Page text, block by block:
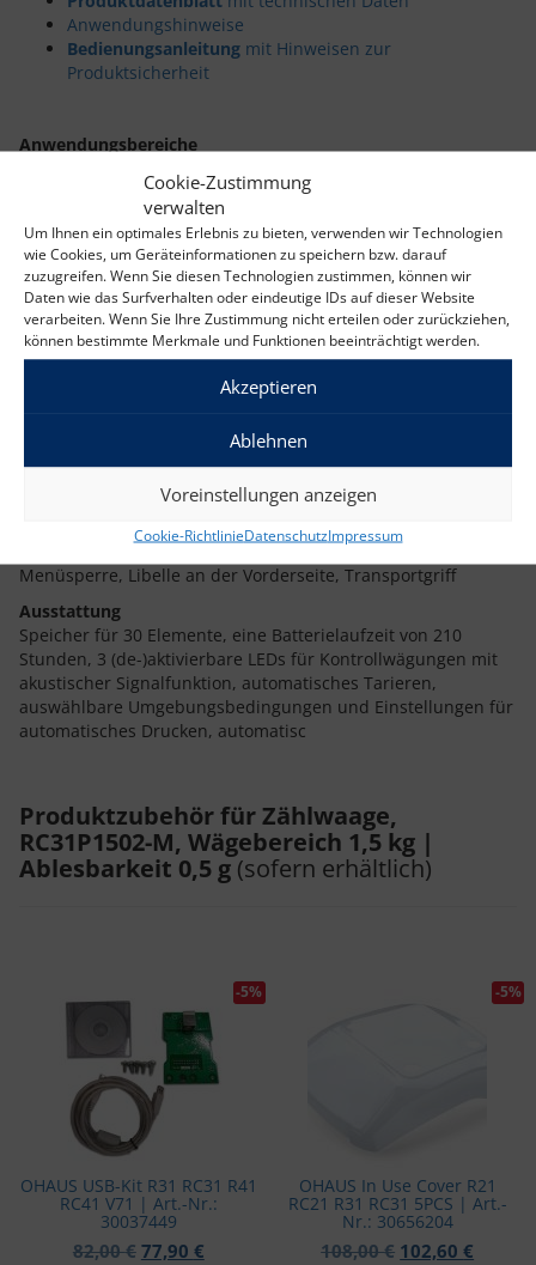
Cookie-Zustimmung
verwalten
Um Ihnen ein optimales Erlebnis zu bieten, verwenden wir Technologien
wie Cookies, um Geräteinformationen zu speichern bzw. darauf
zuzugreifen. Wenn Sie diesen Technologien zustimmen, können wir
Daten wie das Surfverhalten oder eindeutige IDs auf dieser Website
verarbeiten. Wenn Sie Ihre Zustimmung nicht erteilen oder zurückziehen,
können bestimmte Merkmale und Funktionen beeinträchtigt werden.
Akzeptieren
Ablehnen
Voreinstellungen anzeigen
Cookie-RichtlinieDatenschutzImpressum
Anwendungshinweise
Bedienungsanleitung mit Hinweisen zur
Produktsicherheit
Anwendungsbereiche
Anzeige
3 Flüssigkristallanzeigen (LCD) mit Hintergrundbeleuchtung,
drei farbige LEDs für Kontrollwägungen
Netzanschluss
Netzadapter (enthalten) und wiederaufladbarer Akku
(enthalten)
Standard-RS232-Schnittstelle (inbegriffen) und zweiter RS232-
Schnittstelle, USB- oder Ethernet-Schnittstelle (Zubehör
separat erhältlich)
ABS-Gehäuse, Edelstahlwaagschale, numerische Tastatur,
Menüsperre, Libelle an der Vorderseite, Transportgriff
Ausstattung
Speicher für 30 Elemente, eine Batterielaufzeit von 210
Stunden, 3 (de-)aktivierbare LEDs für Kontrollwägungen mit
akustischer Signalfunktion, automatisches Tarieren,
auswählbare Umgebungsbedingungen und Einstellungen für
automatisches Drucken, automatisc
Produktzubehör für Zählwaage,
RC31P1502-M, Wägebereich 1,5 kg |
Ablesbarkeit 0,5 g (sofern erhältlich)
-5%
OHAUS USB-Kit R31 RC31 R41
RC41 V71 | Art.-Nr.:
30037449
82,00€ Ursprünglicher Preis war: 82,00 €
77,90 €Aktueller Preis ist: 77,90 €.
-5%
OHAUS In Use Cover R21
RC21 R31 RC31 5PCS | Art.-
Nr.: 30656204
108,00€ 102,60€